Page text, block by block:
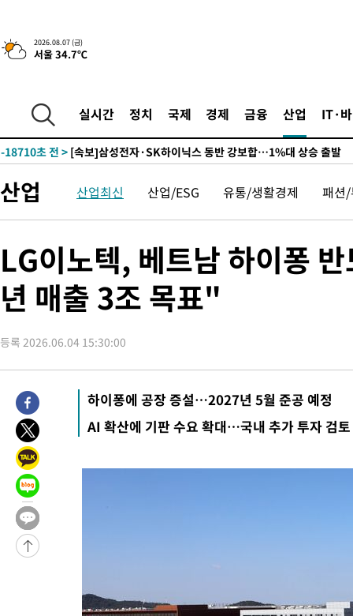
2026.08.07 (금)
서울 34.7℃
실시간 정치 국제 경제 금융 산업 IT·
-20765초 전 >"미 전국적 살모네라 식중독 원인은 멕시코산 할라피뇨"--
압수수색
-18914초 전 >
[속보]원·달러 환율, 오전 9시 1423.8원
-18710초 전 >[속보]삼성전자·SK하이닉스 동반 강보합…1%대 상승 출발
-18696초 전 >[속보]코스닥, 5.95포인트(0.74%) 상승한 807.62개장
-18664초 전 >
[속보]코스피, 6300선 재탈환…1.09% 오른 6365.07 개장
-15829초 전 >
시리아 다마스쿠스 교외에서 미니버스 폭발.. 14명 부상, 3명
태
-10091초 전 > 이란, 호르무즈서 "적국 목표물들"과 대치로 남부 케슘섬에서
례 큰 폭발음
-8806초 전 >[속보]美, 폴리실리콘 수입 규제…파생제품 15% 관세, 120일
효-6957초 전 > [속보]트럼프, 美 원정출산 금지 행정명령 서명
-4657초 전 > [속보] 뉴욕증시, 일제 하락 마감…나스닥 0.06%↓
-28715초 전 > [속보] 7월 중국 수출 23.9%↑ 수입 27.5%↑…무역총액
-22341초 전 >
민주 콩고 에볼라환자 4천명 돌파, 4053명 발생 1850명 사망
-21591초 전 >
[속보]'300억원대 사기 혐의' 차가원 대표 구속 송치
-20785초 전 >
-19298초 전 >
[속보]경찰·노동부, HL만도 평택사업장 끼임 사망 관련 압수
-19179초 전 >
압수수색
-18934초 전 >
-18730초 전 >
-18716초 전 >
시리아 다마스쿠스 교외에서 미니버스 폭발.. 14명 부상, 3명
산업 산업최신 산업/ESG 유통/생활경제 패션
LG이노텍, 베트남 하이퐁
년 매출 3조 목표"
등록 2026.06.04 15:30:00
하이퐁에 공장 증설…2027년 5월 준공 예정
AI 확산에 기판 수요 확대…국내 추가 투자 검토